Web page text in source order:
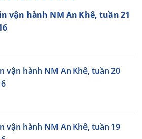
vận hành NM An Khê, tuần 21
vận hành NM An Khê, tuần 20
vận hành NM An Khê, tuần 19